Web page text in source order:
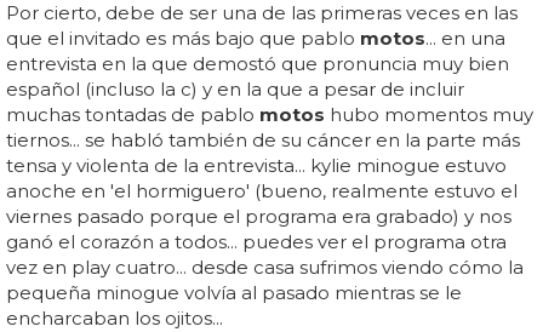
Por cierto, debe de ser una de las primeras veces en las
que el invitado es más bajo que pablo motos... en una
entrevista en la que demostó que pronuncia muy bien
español (incluso la c) y en la que a pesar de incluir
muchas tontadas de pablo motos hubo momentos muy
tiernos... se habló también de su cáncer en la parte más
tensa y violenta de la entrevista... kylie minogue estuvo
anoche en 'el hormiguero' (bueno, realmente estuvo el
viernes pasado porque el programa era grabado) y nos
ganó el corazón a todos... puedes ver el programa otra
vez en play cuatro... desde casa sufrimos viendo cómo la
pequeña minogue volvía al pasado mientras se le
encharcaban los ojitos...